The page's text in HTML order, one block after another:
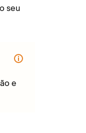
seu
e